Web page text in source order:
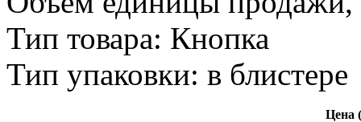
Тип товара: Кнопка
Тип упаковки: в блистере
Цена